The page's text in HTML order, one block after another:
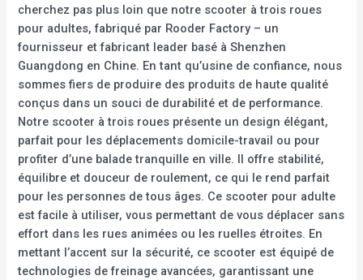
cherchez pas plus loin que notre scooter à trois roues
pour adultes, fabriqué par Rooder Factory – un
fournisseur et fabricant leader basé à Shenzhen
Guangdong en Chine. En tant qu’usine de confiance, nous
sommes fiers de produire des produits de haute qualité
conçus dans un souci de durabilité et de performance.
Notre scooter à trois roues présente un design élégant,
parfait pour les déplacements domicile-travail ou pour
profiter d’une balade tranquille en ville. Il offre stabilité,
équilibre et douceur de roulement, ce qui le rend parfait
pour les personnes de tous âges. Ce scooter pour adulte
est facile à utiliser, vous permettant de vous déplacer sans
effort dans les rues animées ou les ruelles étroites. En
mettant l’accent sur la sécurité, ce scooter est équipé de
technologies de freinage avancées, garantissant une